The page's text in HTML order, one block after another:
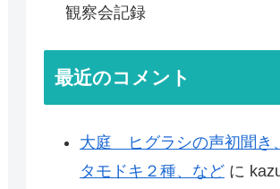
観察会記録
最近のコメント
大庭 ヒグラシの声初聞き
タモドキ２種、など に